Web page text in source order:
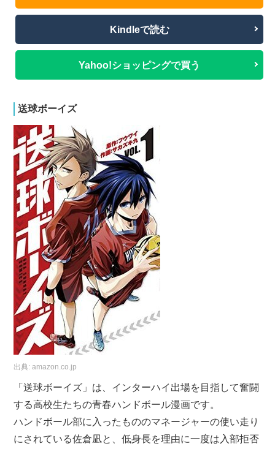
Kindleで読む
Yahoo!ショッピングで買う
送球ボーイズ
出典:amazon.co.jp
「送球ボーイズ」は、インターハイ出場を目指して奮闘
する高校生たちの青春ハンドボール漫画です。
ハンドボール部に入ったもののマネージャーの使い走り
にされている佐倉凪と、低身長を理由に一度は入部拒否